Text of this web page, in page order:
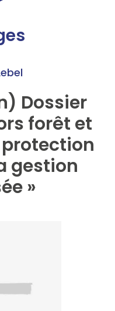
Dossier
forêt et
protection
gestion
»